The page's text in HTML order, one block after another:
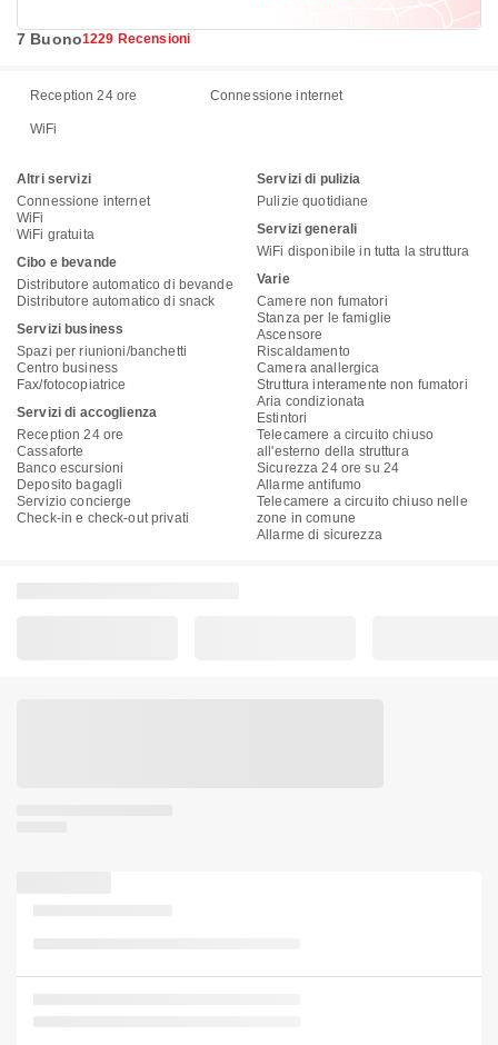
7 Buono1229 Recensioni
Reception 24 ore Connessione internet
WiFi
Altri servizi
Connessione internet
WiFi
WiFi gratuita
Cibo e bevande
Distributore automatico di bevande
Distributore automatico di snack
Servizi business
Spazi per riunioni/banchetti
Centro business
Fax/fotocopiatrice
Servizi di accoglienza
Reception 24 ore
Cassaforte
Banco escursioni
Deposito bagagli
Servizio concierge
Check-in e check-out privati
Servizi di pulizia
Pulizie quotidiane
Servizi generali
WiFi disponibile in tutta la struttura
Varie
Camere non fumatori
Stanza per le famiglie
Ascensore
Riscaldamento
Camera anallergica
Struttura interamente non fumatori
Aria condizionata
Estintori
Telecamere a circuito chiuso
all'esterno della struttura
Sicurezza 24 ore su 24
Allarme antifumo
Telecamere a circuito chiuso nelle
zone in comune
Allarme di sicurezza